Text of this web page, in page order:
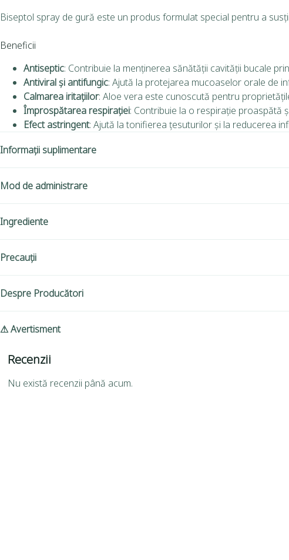
Biseptol spray de gură este un produs formulat special pentru a
Beneficii
Antiseptic: Contribuie la menținerea sănătății cavității bucale
Antiviral și antifungic: Ajută la protejarea mucoaselor orale de
Calmarea iritațiilor: Aloe vera este cunoscută pentru
Împrospătarea respirației: Contribuie la o respirație proaspătă
Efect astringent: Ajută la tonifierea țesuturilor și la reducerea
Informații suplimentare
Mod de administrare
Ingrediente
Precauții
Despre Producători
⚠ Avertisment
Recenzii
Nu există recenzii până acum.